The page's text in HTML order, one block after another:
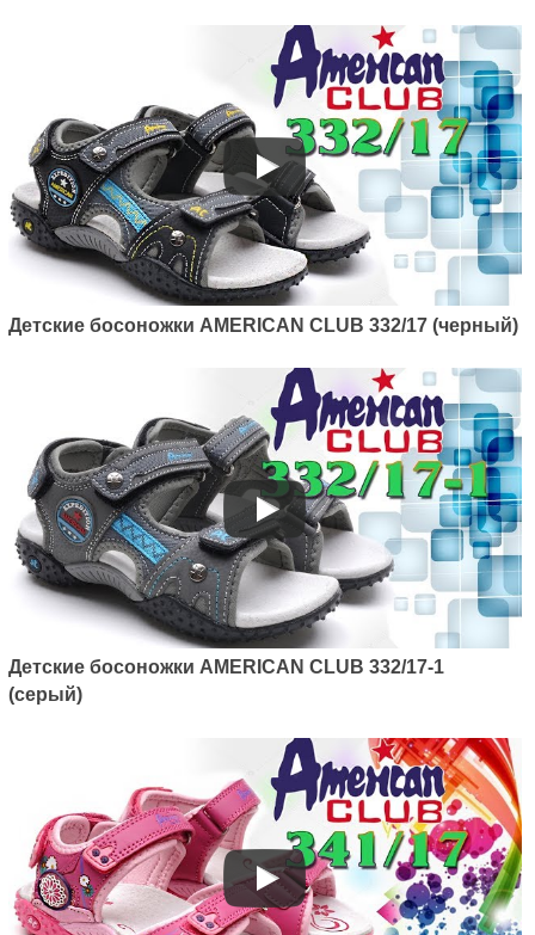
Артикул: 448/21
Детские босоножки American
Детские босоножки American
685грн.
Детские босоножки AMERICAN CLUB 332/17 (черный)
Детские босоножки AMERICAN CLUB 332/17-1
(серый)